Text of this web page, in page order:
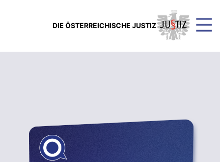
DIE ÖSTERREICHISCHE JUSTIZ